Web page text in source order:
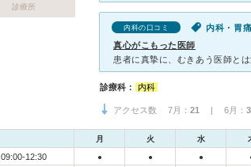
診療所
内科の口コミ 内科・胃
真心がこもった医師
診療科： 内科
アクセス数 7月： 21 | 6月：
月 火 水
09:00-12:30 ● ● ●